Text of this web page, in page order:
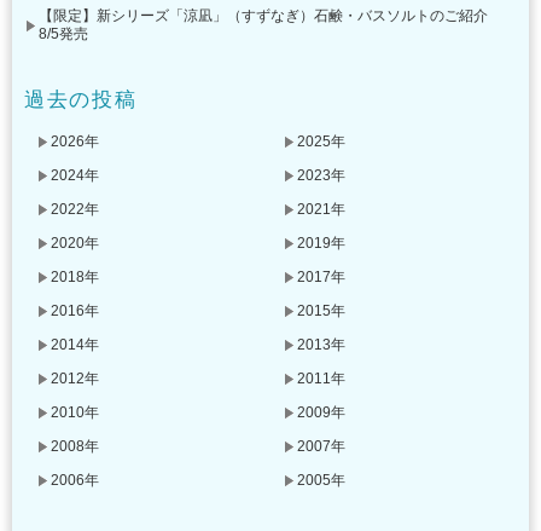
【限定】新シリーズ「涼凪」（すずなぎ）石鹸・バスソルトのご紹介
8/5発売
過去の投稿
2026年
2025年
2024年
2023年
2022年
2021年
2020年
2019年
2018年
2017年
2016年
2015年
2014年
2013年
2012年
2011年
2010年
2009年
2008年
2007年
2006年
2005年